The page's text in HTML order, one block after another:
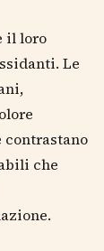
il loro
Le
che